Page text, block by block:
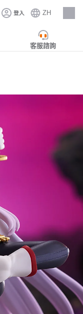
登入 ZH
人才招募
客服諮詢